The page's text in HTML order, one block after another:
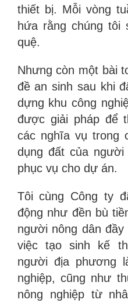
thiết bị. Mỗi vòng
hứa rằng chúng tôi
quệ.
Nhưng còn một bài
đề an sinh sau khi
dựng khu công
được giải pháp để
các nghĩa vụ trong
dụng đất của
phục vụ cho dự án.
Tôi cùng Công ty
động như đền bù
người nông dân
việc tạo sinh kế
người địa phương
nghiệp, cũng như
nông nghiệp từ